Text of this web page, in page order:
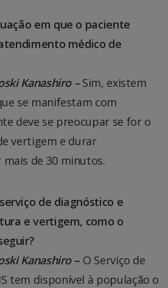
em que o paciente
médico de
Kanashiro –Sim, existem
se manifestam com
deve se preocupar se for o
vertigem e durar
de 30 minutos.
de diagnóstico e
e vertigem, como o
Kanashiro– O Serviço de
tem disponível à população o